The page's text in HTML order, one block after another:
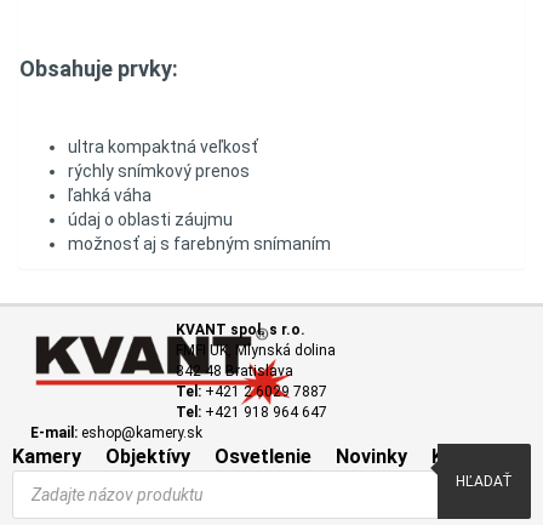
Obsahuje prvky:
ultra kompaktná veľkosť
rýchly snímkový prenos
ľahká váha
údaj o oblasti záujmu
možnosť aj s farebným snímaním
KVANT spol. s r.o.
FMFI UK, Mlynská dolina
842 48 Bratislava
Tel:+421 2 6029 7887
Tel: +421 918 964 647
E-mail: eshop@kamery.sk
Kamery Objektívy Osvetlenie Novinky Kontakt
Products
search
HĽADAŤ